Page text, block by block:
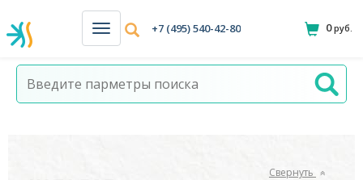
Н
а
в
и
+7 (495) 540-42-80 0руб.
Свернуть